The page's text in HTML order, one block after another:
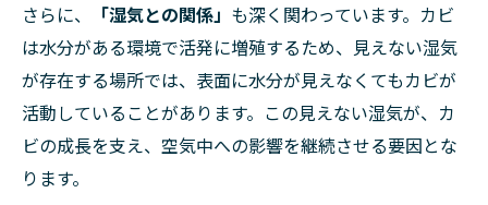
さらに、 「湿気との関係」 も深く関わっています。カビ
は水分がある環境で活発に増殖するため、見えない湿気
が存在する場所では、表面に水分が見えなくてもカビが
活動していることがあります。この見えない湿気が、カ
ビの成長を支え、空気中への影響を継続させる要因とな
ります。